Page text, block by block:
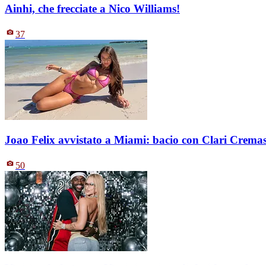
Ainhi, che frecciate a Nico Williams!
37
Joao Felix avvistato a Miami: bacio con Clari
50